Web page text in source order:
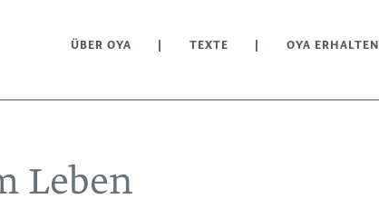
ÜBER OYA TEXTE OYA ERHALTEN
Leben